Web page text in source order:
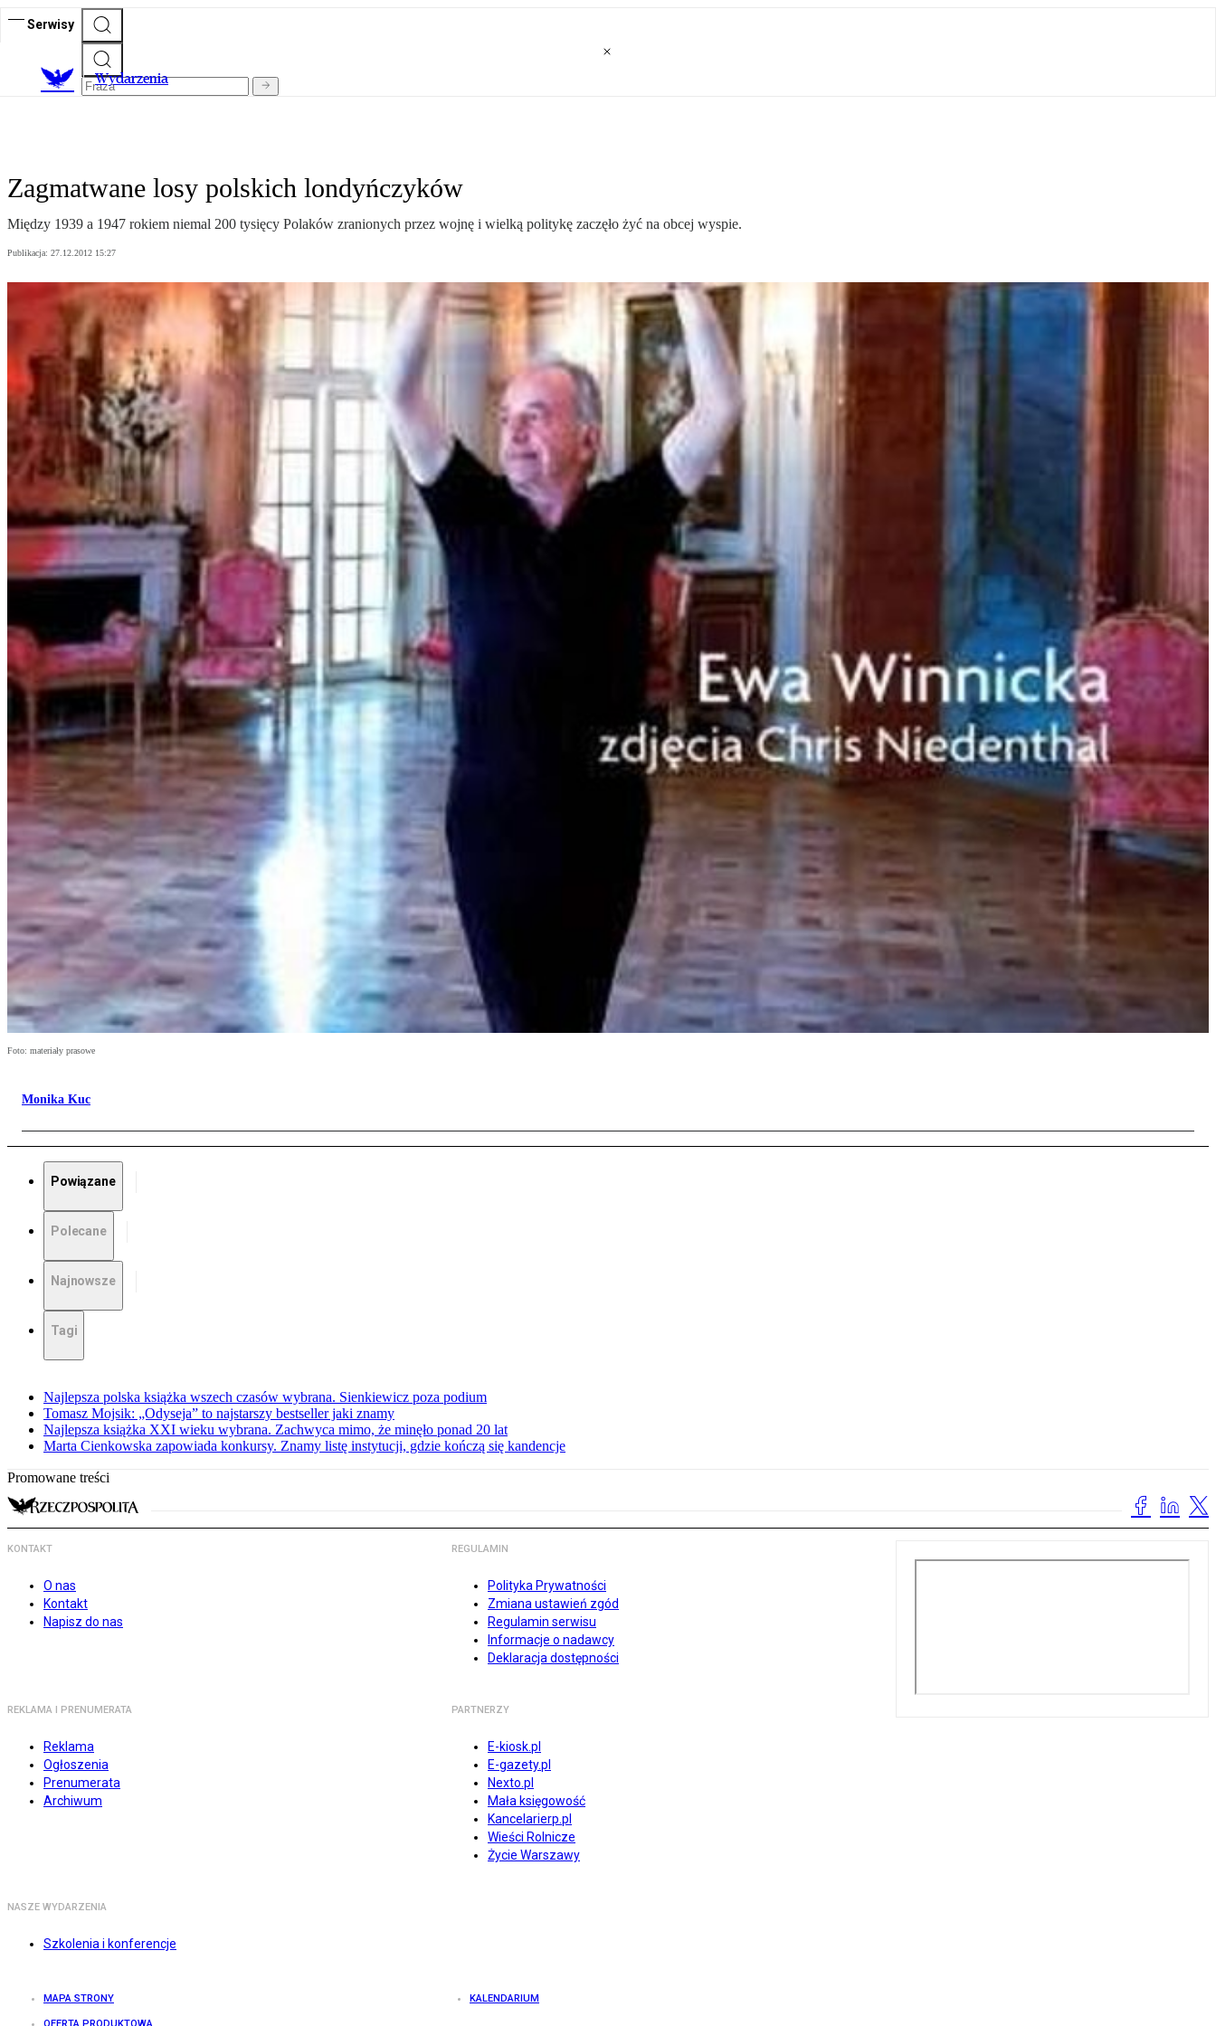
Serwisy
Wydarzenia
Zagmatwane losy polskich londyńczyków
Między 1939 a 1947 rokiem niemal 200 tysięcy Polaków zranionych przez wojnę i wielką politykę zaczęło żyć na obcej wyspie.
Publikacja: 27.12.2012 15:27
Foto: materiały prasowe
Monika Kuc
Powiązane
Polecane
Najnowsze
Tagi
Najlepsza polska książka wszech czasów wybrana. Sienkiewicz poza podium
Tomasz Mojsik: „Odyseja” to najstarszy bestseller jaki znamy
Najlepsza książka XXI wieku wybrana. Zachwyca mimo, że minęło ponad 20 lat
Marta Cienkowska zapowiada konkursy. Znamy listę instytucji, gdzie kończą się kandencje
Promowane treści
KONTAKT
O nas
Kontakt
Napisz do nas
REGULAMIN
Polityka Prywatności
Zmiana ustawień zgód
Regulamin serwisu
Informacje o nadawcy
Deklaracja dostępności
REKLAMA I PRENUMERATA
Reklama
Ogłoszenia
Prenumerata
Archiwum
PARTNERZY
E-kiosk.pl
E-gazety.pl
Nexto.pl
Mała księgowość
Kancelarierp.pl
Wieści Rolnicze
Życie Warszawy
NASZE WYDARZENIA
Szkolenia i konferencje
MAPA STRONY KALENDARIUM